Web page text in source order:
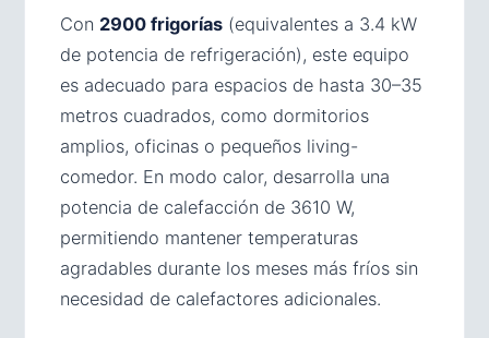
Con 2900 frigorías (equivalentes a 3.4 kW
de potencia de refrigeración), este equipo
es adecuado para espacios de hasta 30–35
metros cuadrados, como dormitorios
amplios, oficinas o pequeños living-
comedor. En modo calor, desarrolla una
potencia de calefacción de 3610 W,
permitiendo mantener temperaturas
agradables durante los meses más fríos sin
necesidad de calefactores adicionales.